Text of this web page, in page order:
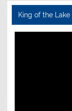
King of the Lake
Video-